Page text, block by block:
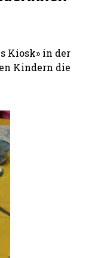
Kiosk» in der
Kindern die